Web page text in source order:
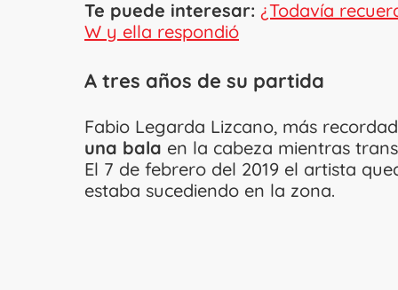
Te puede interesar: ¿Todavía
W y ella respondió
A tres años de su partida
Fabio Legarda Lizcano, más
una bala en la cabeza mientras
El 7 de febrero del 2019 el artista
estaba sucediendo en la zona.